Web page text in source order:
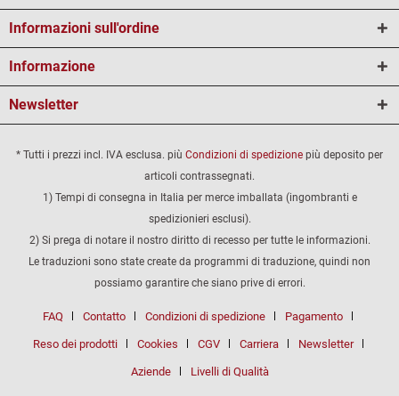
Informazioni sull'ordine
Informazione
Newsletter
* Tutti i prezzi incl. IVA esclusa. più Condizioni di spedizione più deposito per
articoli contrassegnati.
1) Tempi di consegna in Italia per merce imballata (ingombranti e
spedizionieri esclusi).
2) Si prega di notare il nostro diritto di recesso per tutte le informazioni.
Le traduzioni sono state create da programmi di traduzione, quindi non
possiamo garantire che siano prive di errori.
FAQ Contatto Condizioni di spedizione Pagamento
Reso dei prodotti Cookies CGV Carriera Newsletter
Aziende Livelli di Qualità